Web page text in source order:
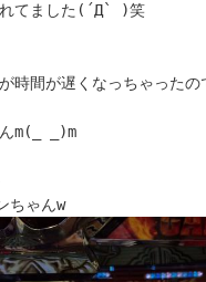
れてました(´Д` )笑
時間が遅くなっちゃったの
m(_ _)m